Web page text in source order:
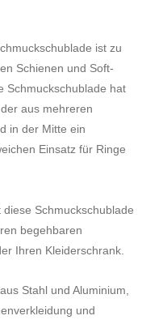
ist zu
Schienen und Soft-
Schmuckschublade hat
aus mehreren
in der Mitte ein
Einsatz für Ringe
Schmuckschublade
begehbaren
Ihren Kleiderschrank.
Stahl und Aluminium,
und